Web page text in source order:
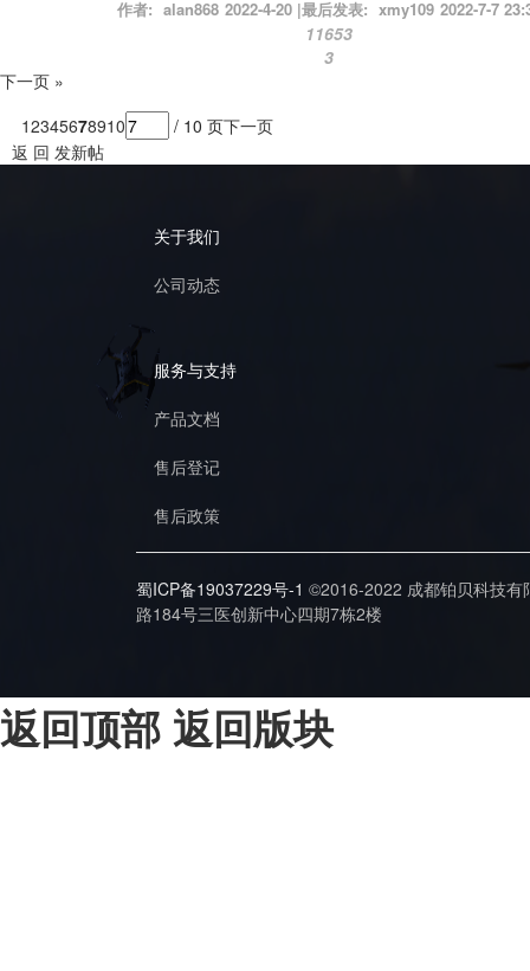
作者: alan868 2022-4-20 |最后发表: xmy109 2022-7-7
11653
3
下一页 »
12345678910 / 10 页下一页
返 回 发新帖
关于我们
公司动态
服务与支持
产品文档
售后登记
售后政策
蜀ICP备19037229号-1 ©2016-2022 成都铂贝科技
路184号三医创新中心四期7栋2楼
返回顶部 返回版块